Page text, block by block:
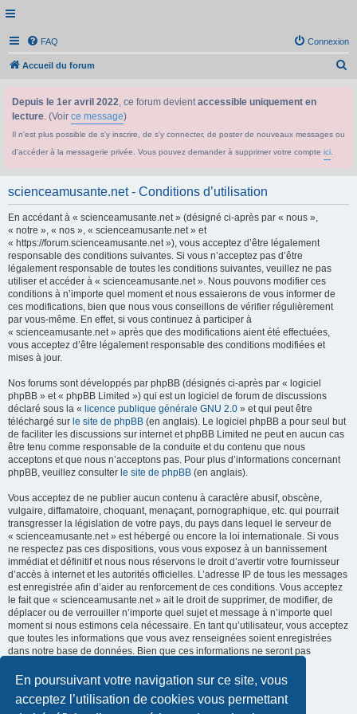
En poursuivant votre navigation sur ce site, vous
acceptez l’utilisation de cookies vous permettant
FAQ Connexion
Accueil du forum
Depuis le 1er avril 2022, ce forum devientaccessible uniquement en
lecture. (Voir ce message)
Il n'est plus possible de s'y inscrire, de s'y connecter, de poster de nouveaux messages ou
d'accéder à la messagerie privée. Vous pouvez demander à supprimer votre compte ici
scienceamusante.net - Conditions d’utilisation
En accédant à « scienceamusante.net » (désigné ci-après par « nous »,
« notre », « nos », « scienceamusante.net » et
« https://forum.scienceamusante.net »), vous acceptez d’être légalement
responsable des conditions suivantes. Si vous n’acceptez pas d’être
légalement responsable de toutes les conditions suivantes, veuillez ne pas
utiliser et accéder à « scienceamusante.net ». Nous pouvons modifier ces
conditions à n’importe quel moment et nous essaierons de vous informer de
ces modifications, bien que nous vous conseillons de vérifier régulièrement
par vous-même. En effet, si vous continuez à participer à
« scienceamusante.net » après que des modifications aient été effectuées,
vous acceptez d’être légalement responsable des conditions modifiées et
mises à jour.
Nos forums sont développés par phpBB (désignés ci-après par « logiciel
phpBB » et « phpBB Limited ») qui est un logiciel de forum de discussions
déclaré sous la « licence publique générale GNU 2.0 » et qui peut être
téléchargé sur le site de phpBB (en anglais). Le logiciel phpBB a pour seul but
de faciliter les discussions sur internet et phpBB Limited ne peut en aucun cas
être tenu comme responsable de la conduite et du contenu que nous
acceptons et que nous n’acceptons pas. Pour plus d’informations concernant
phpBB, veuillez consulter le site de phpBB (en anglais).
Vous acceptez de ne publier aucun contenu à caractère abusif, obscène,
vulgaire, diffamatoire, choquant, menaçant, pornographique, etc. qui pourrait
transgresser la législation de votre pays, du pays dans lequel le serveur de
« scienceamusante.net » est hébergé ou encore la loi internationale. Si vous
ne respectez pas ces dispositions, vous vous exposez à un bannissement
immédiat et définitif et nous nous réservons le droit d’avertir votre fournisseur
d’accès à internet et les autorités officielles. L’adresse IP de tous les messages
est enregistrée afin d’aider au renforcement de ces conditions. Vous acceptez
le fait que « scienceamusante.net » ait le droit de supprimer, de modifier, de
déplacer ou de verrouiller n’importe quel sujet et message à n’importe quel
moment si nous estimons cela nécessaire. En tant qu’utilisateur, vous acceptez
que toutes les informations que vous avez renseignées soient enregistrées
dans notre base de données. Bien que ces informations ne seront pas
« scienceamusante.net », ni phpBB, ne pourront être tenus comme
responsables en cas de tentative de piratage informatique visant à
compromettre vos données.